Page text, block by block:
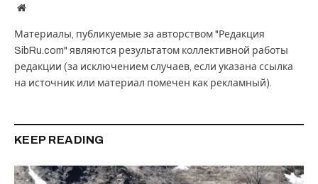
Website
Материалы, публикуемые за авторством "Редакция
SibRu.com" являются результатом коллективной работы
редакции (за исключением случаев, если указана ссылка
на источник или материал помечен как рекламный).
KEEP READING